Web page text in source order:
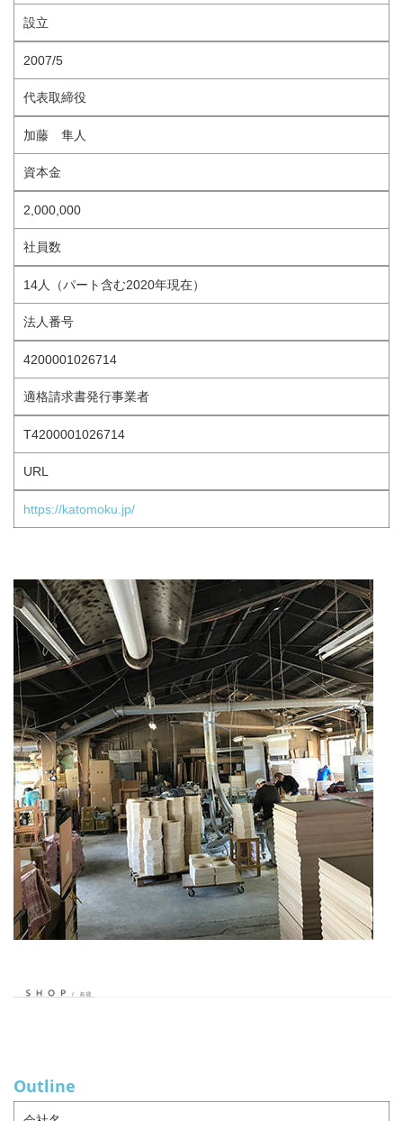
設立
2007/5
代表取締役
加藤 隼人
資本金
2,000,000
社員数
14人（パート含む2020年現在）
法人番号
4200001026714
適格請求書発行事業者
T4200001026714
URL
https://katomoku.jp/
Outline